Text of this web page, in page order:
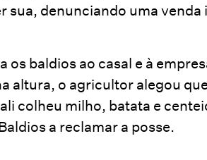
sua, denunciando uma venda
os baldios ao casal e à
altura, o agricultor alegou
colheu milho, batata e
a reclamar a posse.